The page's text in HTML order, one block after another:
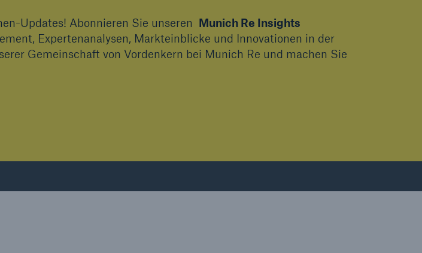
Updates! Abonnieren Sie unseren Munich Re Insights
Expertenanalysen, Markteinblicke und Innovationen in der
Gemeinschaft von Vordenkern bei Munich Re und machen Sie